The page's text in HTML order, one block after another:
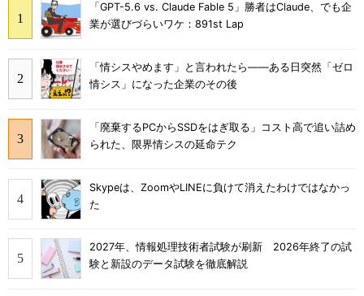
「GPT-5.6 vs. Claude Fable 5」勝者はClaude、でも企
業が選びづらいワケ：891st Lap
「情シスやめます」と言われたら――ある日突然「ゼロ
情シス」になった企業のその後
「廃棄するPCからSSDをはぎ取る」コスト高で追い詰め
られた、限界情シスの延命テク
Skypeは、ZoomやLINEに負けて消えたわけではなかっ
た
2027年、情報処理技術者試験が刷新 2026年終了の試
験と新設のデータ試験を徹底解説